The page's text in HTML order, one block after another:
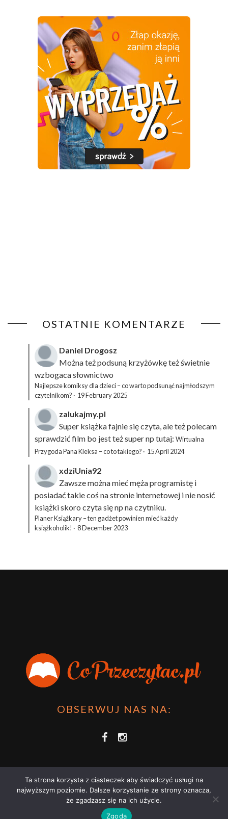
OSTATNIE KOMENTARZE
Daniel Drogosz
Można też podsuną krzyżówkęteż świetnie
wzbogaca słownictwo
Najlepsze komiksy dla dzieci – co warto podsunąć najmłodszym
czytelnikom? · 19 February 2025
zalukajmy.pl
Super książka fajnie się czyta, ale też polecam
sprawdzić film bo jest też super np tutaj: Wirtualna
Przygoda Pana Kleksa – co to takiego? · 15 April 2024
xdziUnia92
Zawsze można mieć męża programistę i
posiadać takie coś na stronie internetowej i nie nosić
książki skoro czyta się np na czytniku.
Planer Książkary – ten gadżet powinien mieć każdy
książkoholik! · 8 December 2023
OBSERWUJ NAS NA:
COPRZECZYTAĆ.PL 2021 | STRONA WYKORZYSTUJE PLIKI COOKIES |
POLITYKĄ PRYWATNOŚCI
Ta strona korzysta z ciasteczek aby świadczyć usługi na
najwyższym poziomie. Dalsze korzystanie ze strony oznacza,
że zgadzasz się na ich użycie.
Zgoda